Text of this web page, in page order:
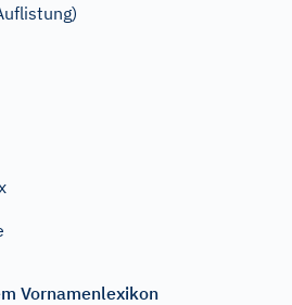
Vornamenlexikon